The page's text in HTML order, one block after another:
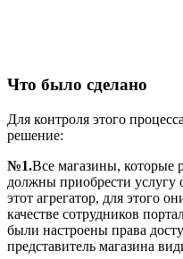
Что было сделано
Для контроля этого
решение:
№1.Все магазины, которые
должны приобрести услугу
этот агрегатор, для этого
качестве сотрудников
были настроены права
представитель магазина